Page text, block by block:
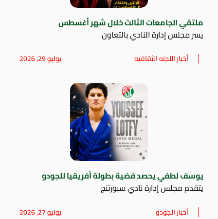
ملتقي الجامعات الثالث خلال شهر أغسطس
يسر مجلس إدارة النادي بالتعاون
أخبار اللجنه الثقافيه يوليو 29, 2026
يوسف لطفي يحصد فضية بطولة أفريقيا للجودو
يتقدم مجلس إدارة نادي سبورتنج
أخبار الجودو يوليو 27, 2026